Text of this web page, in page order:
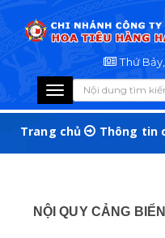
Thứ
Toggle
navigation
Trang chủ Thông tin
NỘI QUY CẢNG